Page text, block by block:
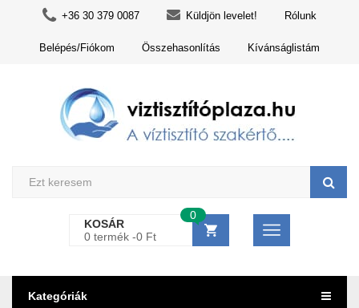
+36 30 379 0087 Küldjön levelet! Rólunk
Belépés/Fiókom Összehasonlítás Kívánságlistám
KOSÁR
0 termék -0 Ft
0
Kategóriák